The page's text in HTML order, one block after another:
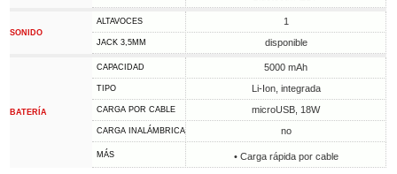
SONIDO
ALTAVOCES 1
JACK 3,5MM disponible
BATERÍA
CAPACIDAD 5000 mAh
TIPO Li-Ion, integrada
CARGA POR CABLE microUSB, 18W
CARGA INALÁMBRICA no
MÁS • Carga rápida por cable